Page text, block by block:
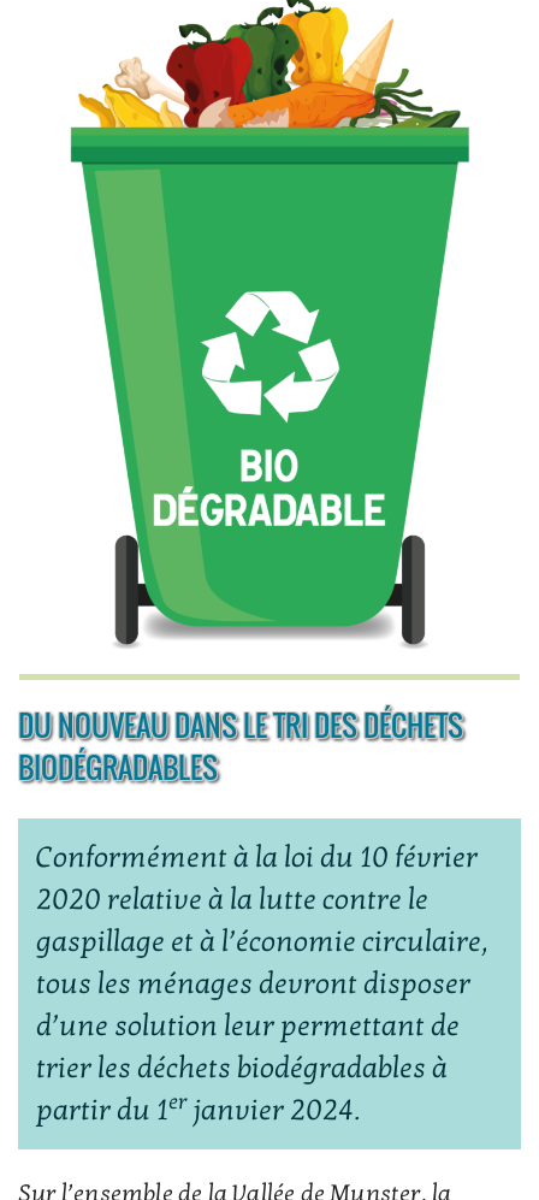
DU NOUVEAU DANS LE TRI DES DÉCHETS
BIODÉGRADABLES
Conformément à la loi du 10 février
2020 relative à la lutte contre le
gaspillage et à l’économie circulaire,
tous les ménages devront disposer
d’une solution leur permettant de
trier les déchets biodégradables à
partir du 1er janvier 2024.